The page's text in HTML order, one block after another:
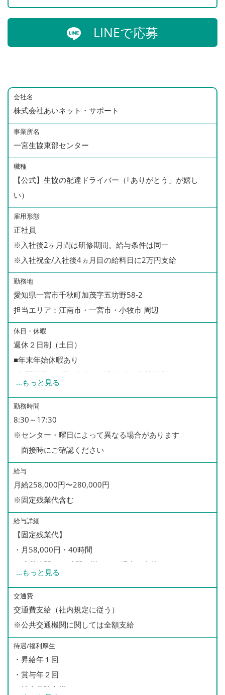
LINEで応募
会社名
株式会社あいネット・サポート
事業所名
一宮生協東部センター
職種
【公式】生協の配達ドライバー（｢ありがとう」が嬉し
い）
雇用形態
正社員
※入社後2ヶ月間は研修期間。給与条件は同一
※入社祝金/入社後4ヵ月目の給料日に2万円支給
勤務地
愛知県一宮市千秋町加茂字五坊野58-2
担当エリア：江南市・一宮市・小牧市 周辺
休日・休暇
週休２日制（土日）
■年末年始休暇あり
■年間休日110日（毎年の付与条件は当社規定による）
■有給休暇あり（年間5日以上の取得をお願いしておりま
す）
■慶弔休暇あり
■育児休暇あり（※男性の取得実績あり）
...もっと見る
勤務時間
8:30～17:30
※センター・曜日によって異なる場合があります
面接時にご確認ください
給与
月給258,000円〜280,000円
※固定残業代含む
給与詳細
【固定残業代】
・月58,000円・40時間
・残業時間が40時間に満たない場合も支給
・40時間を超過した場合は別途、残業手当を支給
※全体平均40時間以内に収まることが殆どです
【月収例】
月収27万円（入社1年半）
29万円（入社4年）
32万円（入社6年）
...もっと見る
交通費
交通費支給（社内規定に従う）
※公共交通機関に関しては全額支給
待遇/福利厚生
・昇給年１回
・賞与年２回
・社会保険完備